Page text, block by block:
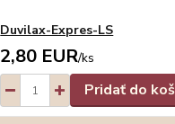
Duvilax-Expres-LS
2,80 EUR/ks
Pridať do